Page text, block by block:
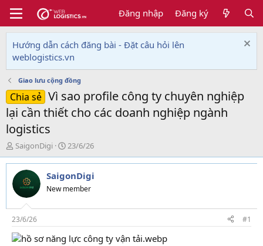
Đăng nhập Đăng ký
Hướng dẫn cách đăng bài - Đặt câu hỏi lên
weblogistics.vn
Giao lưu cộng đồng
Chia sẻ Vì sao profile công ty chuyên nghiệp
lại cần thiết cho các doanh nghiệp ngành
logistics
T
h
r
e
d
s
t
a
r
SaigonDigi
N
g
à
y
g
i
23/6/26
SaigonDigi
New member
23/6/26 #1